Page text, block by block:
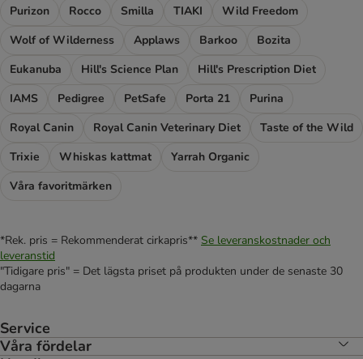
Purizon
Rocco Smilla TIAKI
Wild Freedom
Wolf of Wilderness
Applaws Barkoo
Bozita
Eukanuba
Hill's Science Plan
Hill's Prescription Diet
IAMS
Pedigree PetSafe Porta 21
Purina
Royal Canin
Royal Canin Veterinary Diet
Taste of the Wild
Trixie
Whiskas kattmat
Yarrah Organic
Våra favoritmärken
*Rek. pris = Rekommenderat cirkapris** Se leveranskostnader och
leveranstid
"Tidigare pris" = Det lägsta priset på produkten under de senaste 30
dagarna
Service
Våra fördelar